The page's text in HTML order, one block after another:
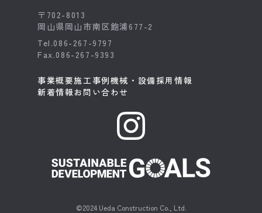
〒702-8013
岡山県岡山市南区飽浦677-2
Tel.086-267-9797
Fax.086-267-9393
事業概要施工事例機械・設備採用情報
新着情報お問い合わせ
©2024 Ueda Construction Co., Ltd.